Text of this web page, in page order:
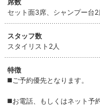
席数
セット面3席、シャンプー台2
スタッフ数
スタイリスト2人
特徴
◼️ご予約優先となります。
◼️お電話、もしくはネット予